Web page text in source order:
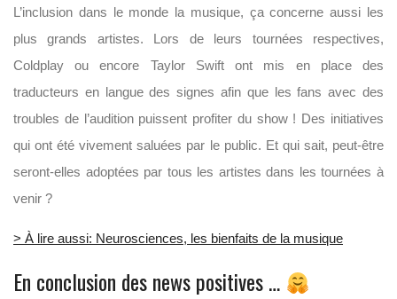
L’inclusion dans le monde la musique, ça concerne aussi les
plus grands artistes. Lors de leurs tournées respectives,
Coldplay ou encore Taylor Swift ont mis en place des
traducteurs en langue des signes afin que les fans avec des
troubles de l’audition puissent profiter du show ! Des initiatives
qui ont été vivement saluées par le public. Et qui sait, peut-être
seront-elles adoptées par tous les artistes dans les tournées à
venir ?
> À lire aussi: Neurosciences, les bienfaits de la musique
En conclusion des news positives …